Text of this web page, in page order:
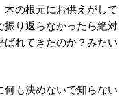
の根元にお供えがして
振り返らなかったら絶対
ばれてきたのか？みたい
何も決めないで知らない